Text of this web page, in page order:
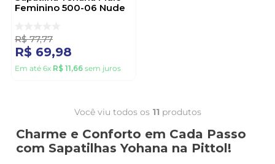
Feminino 500-06 Nude
R$ 77,77
R$ 69,98
Em até 6x R$ 11,66 sem juros
Você viu todos os 11 produtos
Charme e Conforto em Cada Passo
com Sapatilhas Yohana na Pittol!